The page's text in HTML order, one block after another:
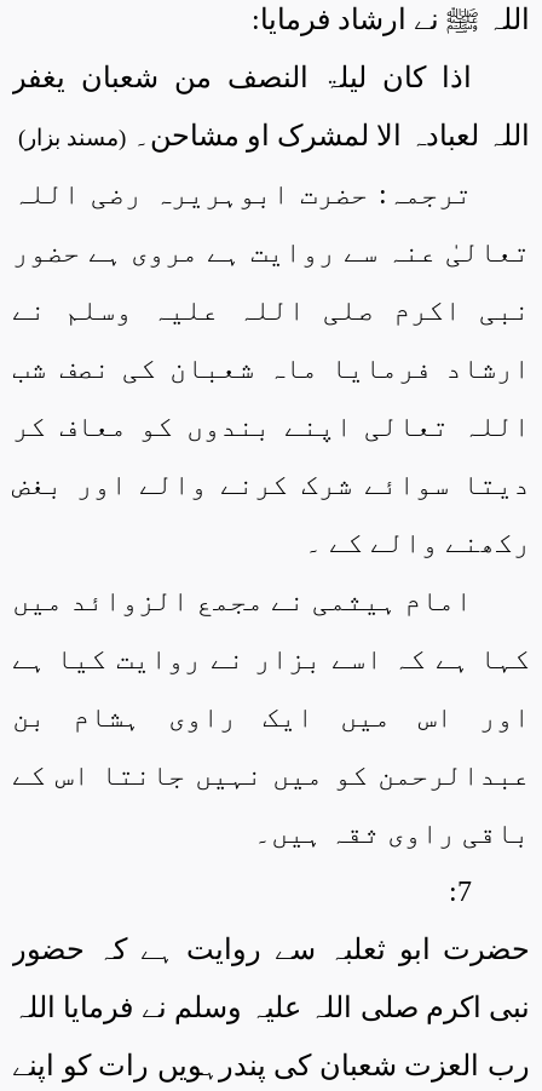
اللہ ﷺ نے ارشاد فرمایا:
اذا کان لیلۃ النصف من شعبان یغفر
اللہ لعبادہ الا لمشرک او مشاحن۔ (مسند بزار)
ترجمہ: حضرت ابوہریرہ رضی اللہ
تعالیٰ عنہ سے روایت ہے مروی ہے حضور
نبی اکرم صلی اللہ علیہ وسلم نے
ارشاد فرمایا ماہ شعبان کی نصف شب
اللہ تعالی اپنے بندوں کو معاف کر
دیتا سوائے شرک کرنے والے اور بغض
رکھنے والے کے ۔
امام ہیثمی نے مجمع الزوائد میں
کہا ہے کہ اسے بزار نے روایت کیا ہے
اور اس میں ایک راوی ہشام بن
عبدالرحمن کو میں نہیں جانتا اس کے
باقی راوی ثقہ ہیں۔
7:
حضرت ابو ثعلبہ سے روایت ہے کہ حضور
نبی اکرم صلی اللہ علیہ وسلم نے فرمایا اللہ
رب العزت شعبان کی پندرہویں رات کو اپنے